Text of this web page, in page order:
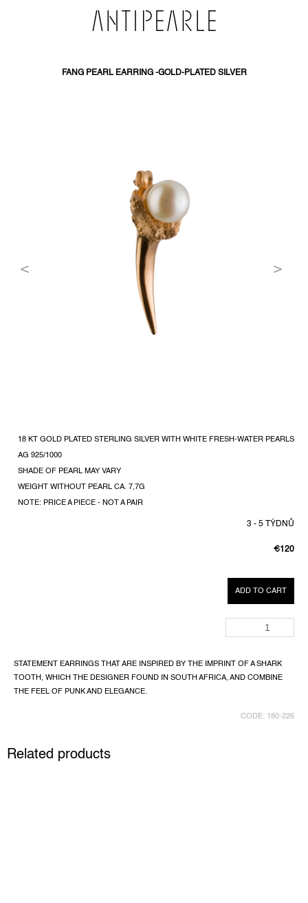
FANG PEARL EARRING -GOLD-PLATED SILVER
€120
PRICE:
3 - 5 TÝDNŮ
ADD TO CART
18 KT GOLD PLATED STERLING SILVER WITH WHITE FRESH-WATER PEARLS
AG 925/1000
SHADE OF PEARL MAY VARY
WEIGHT WITHOUT PEARL CA. 7,7G
NOTE: PRICE A PIECE - NOT A PAIR
STATEMENT EARRINGS THAT ARE INSPIRED BY THE IMPRINT OF A SHARK
TOOTH, WHICH THE DESIGNER FOUND IN SOUTH AFRICA, AND COMBINE
THE FEEL OF PUNK AND ELEGANCE.
CODE: 180-226
Related products